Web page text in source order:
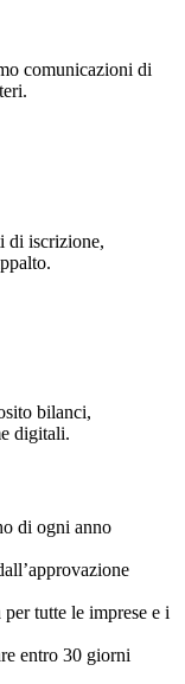
comunicazioni di
di iscrizione,
bilanci,
digitali.
di ogni anno
tutte le imprese e i
entro 30 giorni